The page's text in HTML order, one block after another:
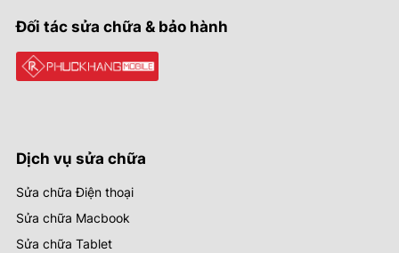
Đối tác sửa chữa & bảo hành
Dịch vụ sửa chữa
Sửa chữa Điện thoại
Sửa chữa Macbook
Sửa chữa Tablet